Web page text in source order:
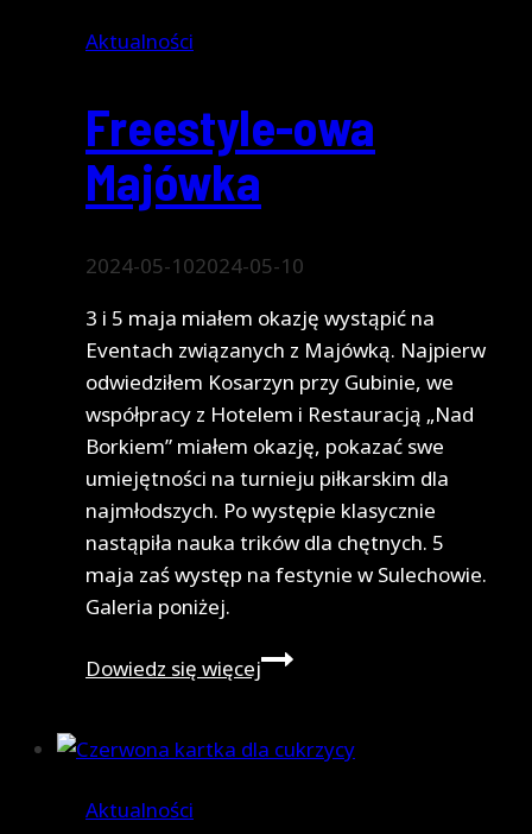
Aktualności
Freestyle-owa
Majówka
2024-05-102024-05-10
3 i 5 maja miałem okazję wystąpić na
Eventach związanych z Majówką. Najpierw
odwiedziłem Kosarzyn przy Gubinie, we
współpracy z Hotelem i Restauracją „Nad
Borkiem” miałem okazję, pokazać swe
umiejętności na turnieju piłkarskim dla
najmłodszych. Po występie klasycznie
nastąpiła nauka trików dla chętnych. 5
maja zaś występ na festynie w Sulechowie.
Galeria poniżej.
Dowiedz się więcejFreestyle-
Aktualności